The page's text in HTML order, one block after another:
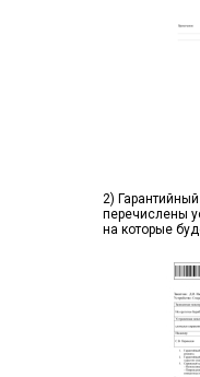
2)
перечислены
на которые